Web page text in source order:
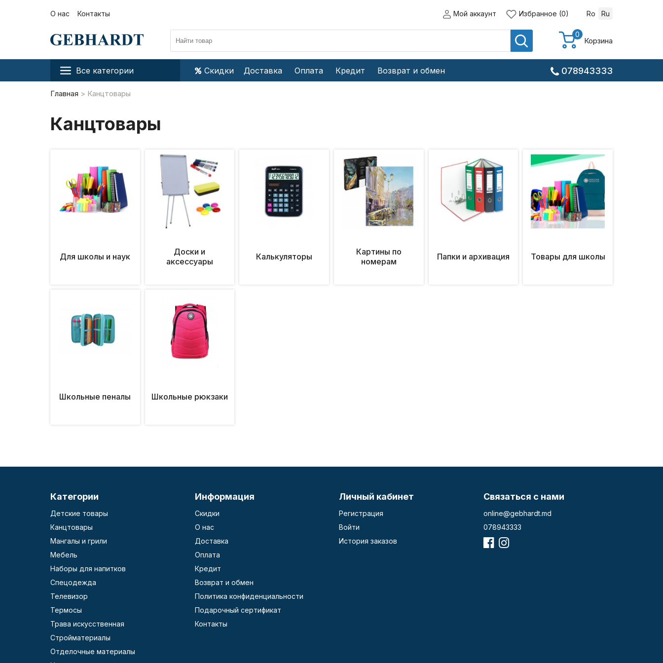
О нас Контакты Мой аккаунт Избранное (0) Ro Ru
0
Корзина
Все категории Скидки Доставка Оплата Кредит Возврат и обмен 078943333
Главная Канцтовары
Канцтовары
Для школы и наук
Доски и
аксессуары
Калькуляторы
Картины по
номерам
Папки и архивация Товары для школы
Школьные пеналы Школьные рюкзаки
Категории
Детские товары
Канцтовары
Мангалы и грили
Мебель
Наборы для напитков
Спецодежда
Телевизор
Термосы
Трава искусственная
Стройматериалы
Отделочные материалы
Информация
Скидки
О нас
Доставка
Оплата
Кредит
Возврат и обмен
Политика конфиденциальности
Подарочный сертификат
Контакты
Личный кабинет
Регистрация
Войти
История заказов
Связаться с нами
online@gebhardt.md
078943333